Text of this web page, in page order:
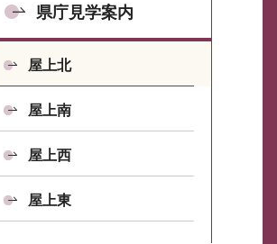
県庁見学案内
屋上北
屋上南
屋上西
屋上東